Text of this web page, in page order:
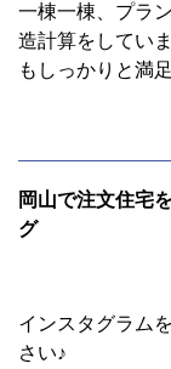
一棟一棟、プラ
造計算をしてい
もしっかりと満
岡山で注文住
グ
インスタグラム
さい♪